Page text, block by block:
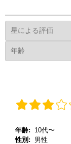
年齢:
10代〜
性別:
男性